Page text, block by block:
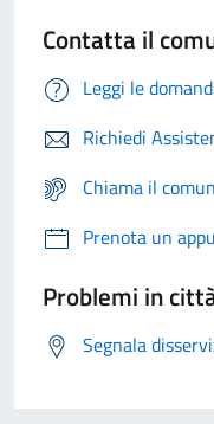
Contatta il
Leggi le
Richiedi
Chiama il
Prenota un
Problemi in
Segnala